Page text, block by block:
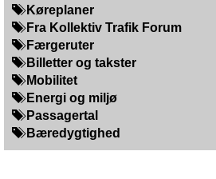
Køreplaner
Fra Kollektiv Trafik Forum
Færgeruter
Billetter og takster
Mobilitet
Energi og miljø
Passagertal
Bæredygtighed